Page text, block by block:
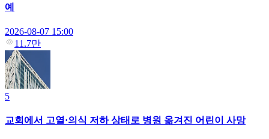
예
2026-08-07 15:00
11.7만
5
교회에서 고열·의식 저하 상태로 병원 옮겨진 어린이 사망